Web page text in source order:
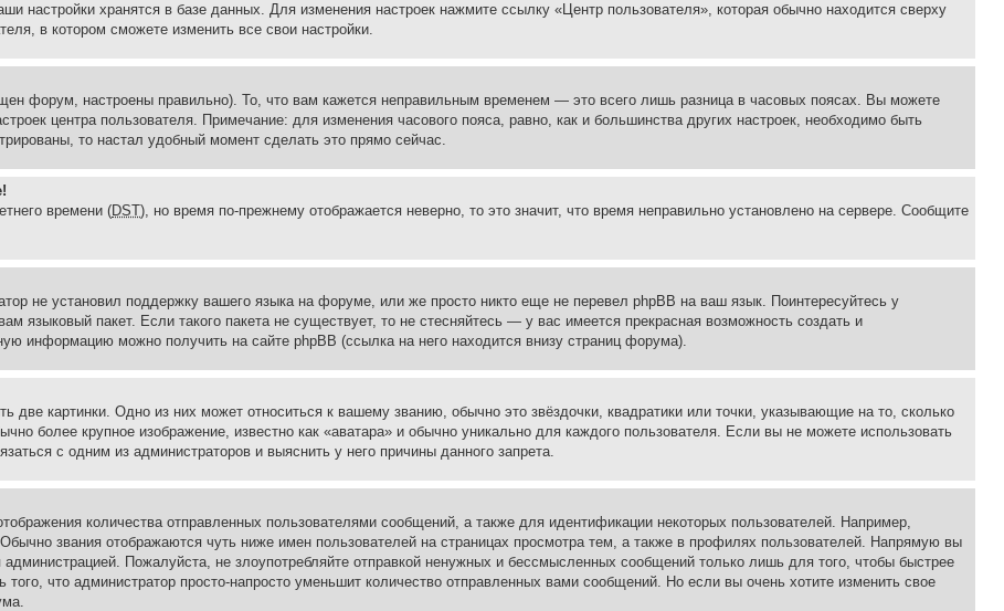
настройки хранятся в базе данных. Для изменения настроек нажмите ссылку «Центр пользователя», которая обычно находится сверху
в котором сможете изменить все свои настройки.
форум, настроены правильно). То, что вам кажется неправильным временем — это всего лишь разница в часовых поясах. Вы можете
центра пользователя. Примечание: для изменения часового пояса, равно, как и большинства других настроек, необходимо быть
то настал удобный момент сделать это прямо сейчас.
времени (DST), но время по-прежнему отображается неверно, то это значит, что время неправильно установлено на сервере. Сообщите
не установил поддержку вашего языка на форуме, или же просто никто еще не перевел phpBB на ваш язык. Поинтересуйтесь у
языковый пакет. Если такого пакета не существует, то не стесняйтесь — у вас имеется прекрасная возможность создать и
информацию можно получить на сайте phpBB (ссылка на него находится внизу страниц форума).
две картинки. Одно из них может относиться к вашему званию, обычно это звёздочки, квадратики или точки, указывающие на то, сколько
более крупное изображение, известно как «аватара» и обычно уникально для каждого пользователя. Если вы не можете использовать
с одним из администраторов и выяснить у него причины данного запрета.
количества отправленных пользователями сообщений, а также для идентификации некоторых пользователей. Например,
звания отображаются чуть ниже имен пользователей на страницах просмотра тем, а также в профилях пользователей. Напрямую вы
Пожалуйста, не злоупотребляйте отправкой ненужных и бессмысленных сообщений только лишь для того, чтобы быстрее
что администратор просто-напросто уменьшит количество отправленных вами сообщений. Но если вы очень хотите изменить свое